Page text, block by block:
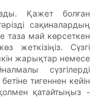
Қажет болған
сақиналардың
таза май көрсеткен
жеткізіңіз. Сүзгі
жарықтар немесе
сүзгілерді
тигеннен кейін
қатайтыңыз -